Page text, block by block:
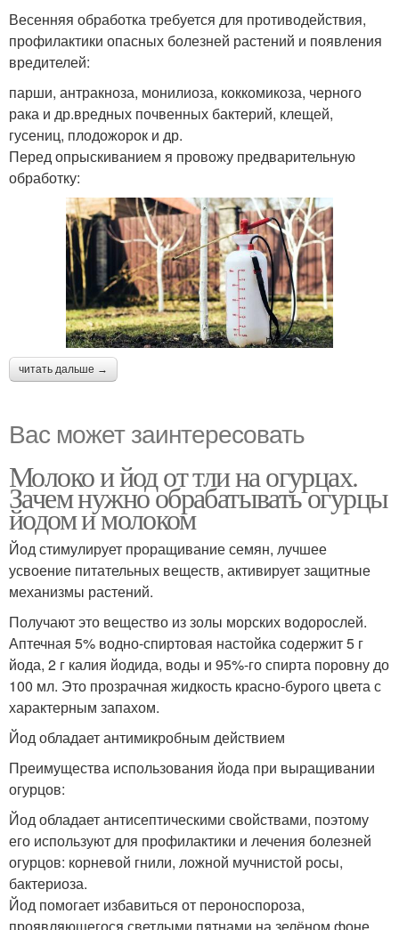
Весенняя обработка требуется для противодействия,
профилактики опасных болезней растений и появления
вредителей:
парши, антракноза, монилиоза, коккомикоза, черного
рака и др.вредных почвенных бактерий, клещей,
гусениц, плодожорок и др.
Перед опрыскиванием я провожу предварительную
обработку:
читать дальше →
Вас может заинтересовать
Молоко и йод от тли на огурцах.
Зачем нужно обрабатывать огурцы
йодом и молоком
Йод стимулирует проращивание семян, лучшее
усвоение питательных веществ, активирует защитные
механизмы растений.
Получают это вещество из золы морских водорослей.
Аптечная 5% водно-спиртовая настойка содержит 5 г
йода, 2 г калия йодида, воды и 95%-го спирта поровну до
100 мл. Это прозрачная жидкость красно-бурого цвета с
характерным запахом.
Йод обладает антимикробным действием
Преимущества использования йода при выращивании
огурцов:
Йод обладает антисептическими свойствами, поэтому
его используют для профилактики и лечения болезней
огурцов: корневой гнили, ложной мучнистой росы,
бактериоза.
Йод помогает избавиться от пероноспороза,
проявляющегося светлыми пятнами на зелёном фоне